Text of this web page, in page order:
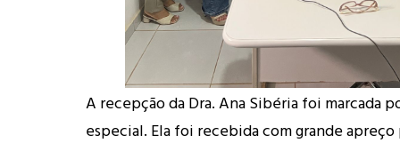
A recepção da Dra. Ana Sibéria foi marcada
especial. Ela foi recebida com grande